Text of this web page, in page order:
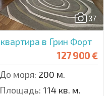
37
в Грин Форт
127 900 €
До моря: 200 м.
Площадь: 114 кв. м.